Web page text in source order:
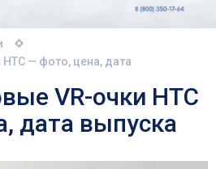
— фото, цена, дата
VR-очки HTC
дата выпуска